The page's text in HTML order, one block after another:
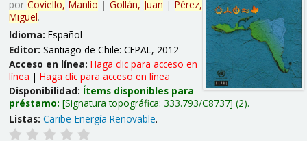
por Coviello, Manlio | Gollán, Juan | Pérez,
Miguel.
Idioma: Español
Editor: Santiago de Chile: CEPAL, 2012
Acceso en línea: Haga clic para acceso en
línea | Haga clic para acceso en línea
Disponibilidad: Ítems disponibles para
préstamo: Signatura topográfica: 333.793/C8737 (2).
Listas: Caribe-Energía Renovable.